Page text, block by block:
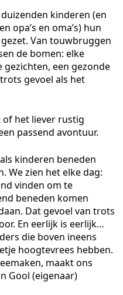
kinderen (en
opa’s en oma’s) hun
Van touwbruggen
de bomen: elke
een gezonde
gevoel als het
of het liever rustig
passend avontuur.
kinderen beneden
We zien het elke dag:
vinden om te
beneden komen
Dat gevoel van trots
En eerlijk is eerlijk…
die boven ineens
hoogtevrees hebben.
maakt ons
Gool (eigenaar)